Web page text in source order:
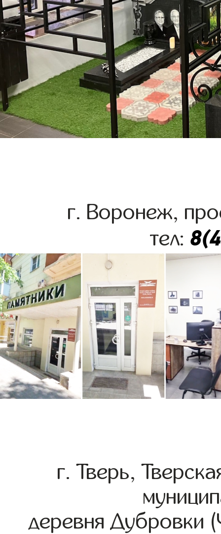
г. Воронеж,
тел:
г. Тверь,
деревня Дубровки